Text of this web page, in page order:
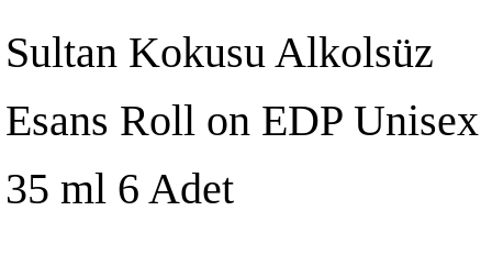
Sultan Kokusu Alkolsüz
Esans Roll on EDP Unisex
35 ml 6 Adet